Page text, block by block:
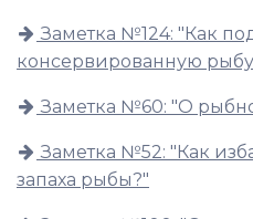
Заметка №124: "Как
консервированную
Заметка №60: "О
Заметка №52: "Как
запаха рыбы?"